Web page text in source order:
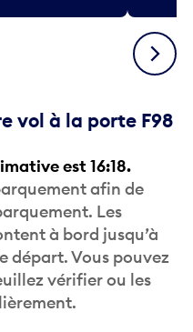
Suivant
vol à la porte F98
est 16:18.
afin de
Les
à bord jusqu’à
départ. Vous pouvez
vérifier ou les